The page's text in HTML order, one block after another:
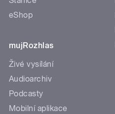
eShop
mujRozhlas
Živé vysílání
Audioarchiv
Podcasty
Mobilní aplikace